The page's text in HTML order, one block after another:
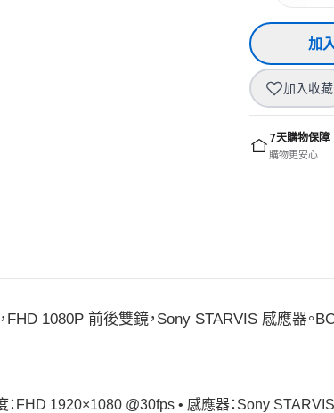
加
加入收藏
7天購物保障
購物更安心
1080P 前後雙鏡，Sony STARVIS 感應器。
FHD 1920×1080 @30fps • 感應器：Sony STARVIS